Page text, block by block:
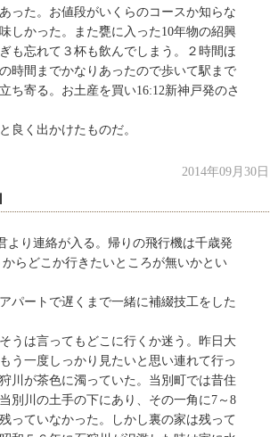
った。お値段がいくらのコースか知らな
しかった。また甕に入った10年物の紹興
も忘れて３杯も飲んでしまう。２時間ほ
時間までかなりあったので歩いて駅まで
ち寄る。お土産を買い16:12新神戸発のさ
良く出かけたものだ。
2014年09月30日
り連絡が入る。帰りの飛行機は千歳発
らどこか行きたいところが無いかとい
パートで遅くまで一緒に補綴技工をした
うは言ってもどこに行くか迷う。昨日大
う一度しっかり見たいと思い連れて行っ
川が茶色に濁っていた。当別町では昔住
別川の土手の下にあり、その一角に7～8
っていなかった。しかし裏の家は残って